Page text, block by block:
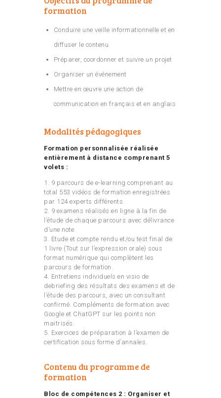
formation
Conduire une veille informationnelle et en
diffuser le contenu
Préparer, coordonner et suivre un projet
Organiser un événement
Mettre en œuvre une action de
communication en français et en anglais
Modalités pédagogiques
Formation personnalisée réalisée
entièrement à distance comprenant 5
volets :
1. 9 parcours de e-learning comprenant au
total 553 vidéos de formation enregistrées
par 124 experts différents.
2. 9 examens réalisés en ligne à la fin de
l’étude de chaque parcours avec délivrance
d’une note.
3. Etude et compte rendu et/ou test final de
1 livre (Tout sur l’expression orale) sous
format numérique qui complètent les
parcours de formation.
4. Entretiens individuels en visio de
debriefing des résultats des examens et de
l’étude des parcours, avec un consultant
confirmé. Compléments de formation avec
Google et ChatGPT sur les points non
maitrisés.
5. Exercices de préparation à l’examen de
certification sous forme d’annales.
Contenu du programme de
formation
Bloc de compétences 2 : Organiser et